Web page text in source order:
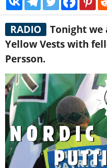
RADIO
Tonight
Yellow Vests with
Persson.